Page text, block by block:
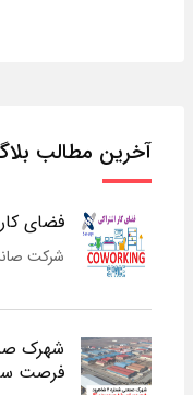
آخرین مطالب
فضای
شرکت
فرصت